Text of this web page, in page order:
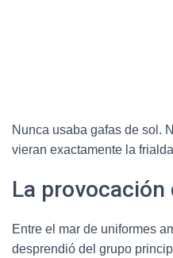
Nunca usaba gafas de sol.
vieran exactamente la
La
Entre el mar de uniformes
desprendió del grupo